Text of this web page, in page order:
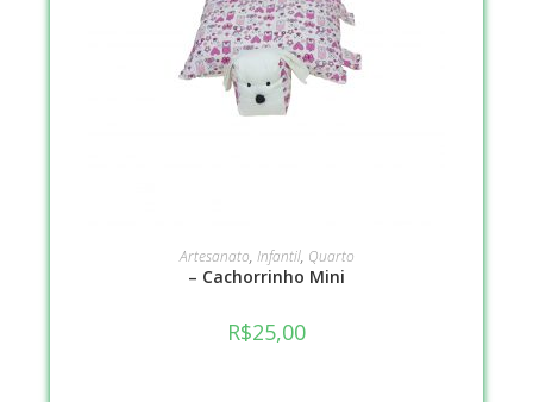
VER OPÇÕES
Artesanato, Infantil, Quarto
– Cachorrinho Mini
R$25,00